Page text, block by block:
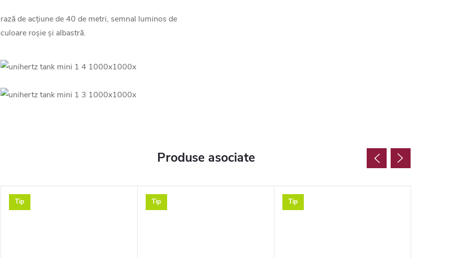
rază de acțiune de 40 de metri, semnal luminos de
culoare roșie și albastră.
Produse asociate
Tip Tip Tip